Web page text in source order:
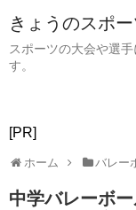
きょうのスポ
スポーツの大会や選
す。
[PR]
ホーム バレー
中学バレーボ